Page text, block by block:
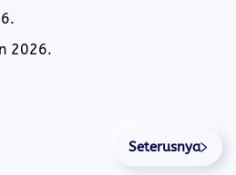
.
2026.
Seterusnya